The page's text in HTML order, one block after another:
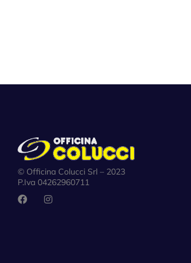
© Officina Colucci Srl – 2023
P.Iva 04262960711